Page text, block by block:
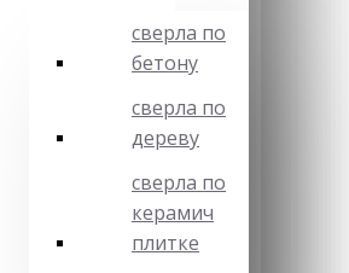
сверла по
бетону
сверла по
дереву
сверла по
керамич
плитке